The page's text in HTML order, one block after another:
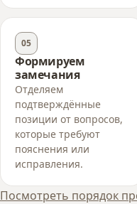
05
Формируем
замечания
Отделяем
подтверждённые
позиции от вопросов,
которые требуют
пояснения или
исправления.
Посмотреть порядок